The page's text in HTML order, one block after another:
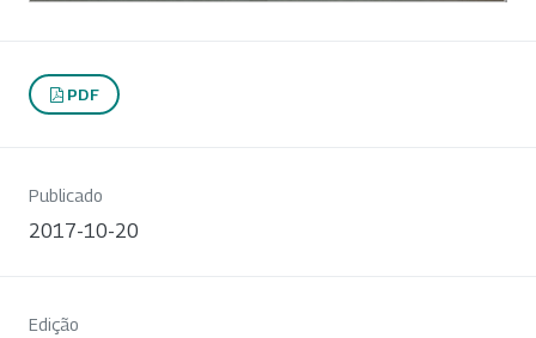
PDF
Publicado
2017-10-20
Edição